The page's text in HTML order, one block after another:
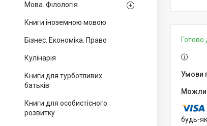
Мова. Філологія
Книги іноземною мовою
Бізнес. Економіка. Право
Кулінарія
Книги для турботливих
батьків
Книги для особистісного
розвитку
Готово
будь-